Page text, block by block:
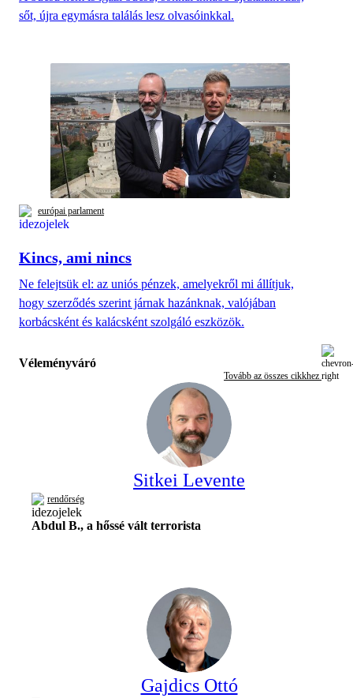
sőt, újra egymásra találás lesz olvasóinkkal.
európai parlament
Kincs, ami nincs
Ne felejtsük el: az uniós pénzek, amelyekről mi állítjuk,
hogy szerződés szerint járnak hazánknak, valójában
korbácsként és kalácsként szolgáló eszközök.
Véleményváró
Tovább az összes cikkhez
Sitkei Levente
rendőrség
Abdul B., a hőssé vált terrorista
Gajdics Ottó